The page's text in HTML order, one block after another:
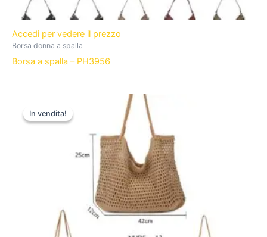
Accedi per vedere il prezzo
Borsa donna a spalla
Borsa a spalla – PH3956
In vendita!
In vendita!